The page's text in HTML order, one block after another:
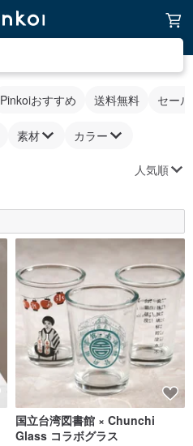
Pinkoiおすすめ 送料無料 セー
素材 カラー
人気順
国立台湾図書館 × Chunchi
Glass コラボグラス